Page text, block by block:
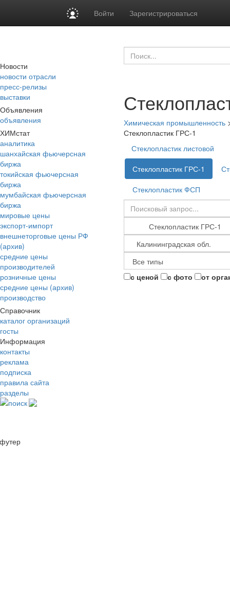
Войти Зарегистрироваться
Новости
новости отрасли
пресс-релизы
выставки
Объявления
объявления
ХИМстат
аналитика
шанхайская фьючерсная
биржа
токийская фьючерсная
биржа
мумбайская фьючерсная
биржа
мировые цены
экспорт-импорт
внешнеторговые цены РФ
(архив)
средние цены
производителей
розничные цены
средние цены (архив)
производство
Справочник
каталог организаций
госты
Информация
контакты
реклама
подписка
правила сайта
разделы
поиск
Химическая промышленность
Стеклопластик ГРС-1
Стеклопластик листовой
Стеклопластик ГРС-1
Стеклопластик ФСП
с ценой с фото от
футер